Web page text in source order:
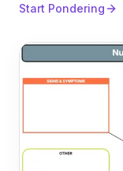
Start Pondering